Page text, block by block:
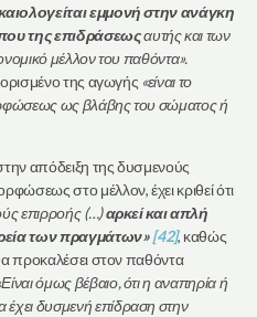
εμμονή στην ανάγκη
της επιδράσεωςαυτής και των
μέλλον του παθόντα».
ορισμένο της αγωγής «είναι το
ως βλάβης του σώματος ή
απόδειξη της δυσμενούς
στο μέλλον, έχει κριθεί ότι
επιρροής (…)αρκεί και απλή
των πραγμάτων»[42], καθώς
προκαλέσει στον παθόντα
Είναι όμως βέβαιο, ότι η αναπηρία ή
δυσμενή επίδραση στην